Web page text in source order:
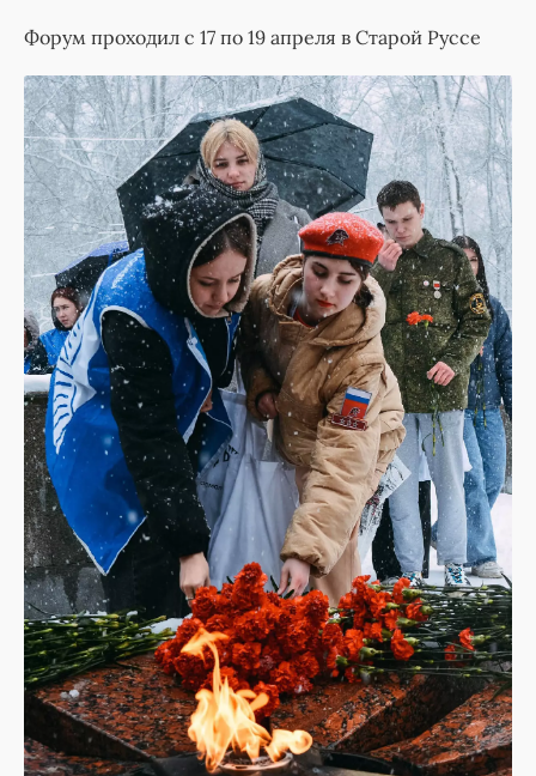
Форум проходил с 17 по 19 апреля в Старой Руссе